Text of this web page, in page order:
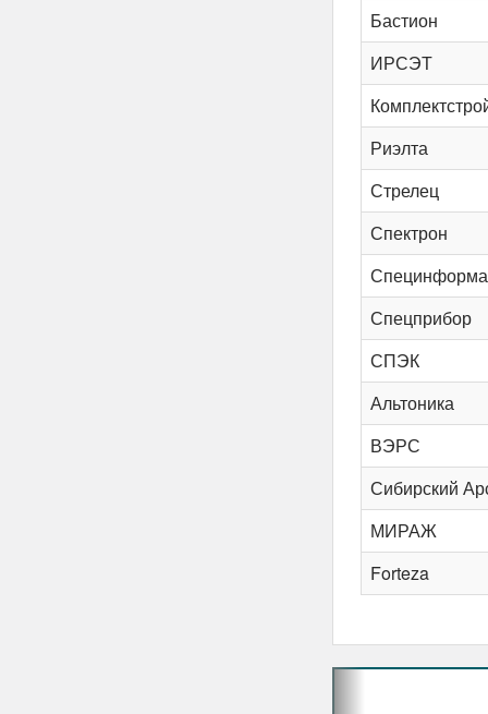
Бастион
ИРСЭТ
Риэлта
Стрелец
Спектрон
Спецприбор
СПЭК
Альтоника
ВЭРС
Сибирский
МИРАЖ
Forteza